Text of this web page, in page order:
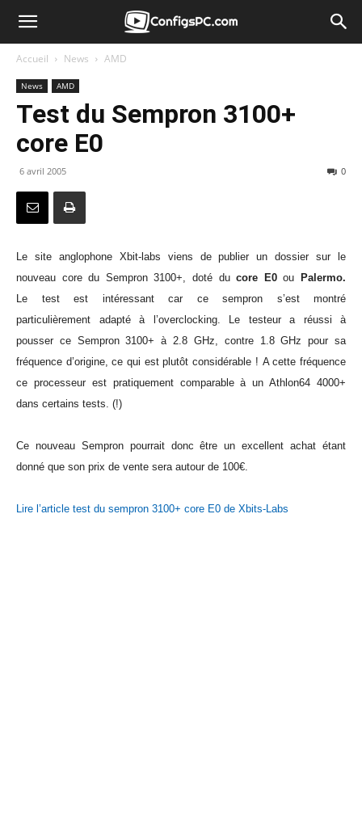
Accueil News AMD
News AMD
Test du Sempron 3100+
core E0
6 avril 2005 0
Le siteanglophone Xbit-labs viens de publier un dossier sur le
nouveau core du Sempron 3100+, doté ducore E0ou
Palermo.
Le test est intéressant car ce sempron s’est montré
particulièrement adapté à l’overclocking. Le testeur a réussi à
pousser ce Sempron 3100+ à 2.8 GHz, contre 1.8 GHz pour sa
fréquence d’origine, ce qui est plutôt considérable ! A cette fréquence
ce processeur est pratiquement comparable à un Athlon64 4000+
dans certains tests. (!)
Ce nouveau Sempron pourrait donc être un excellent achat étant
donné que son prix de vente sera autour de 100€.
Lire l’article test du sempron 3100+ core E0 de Xbits-Labs